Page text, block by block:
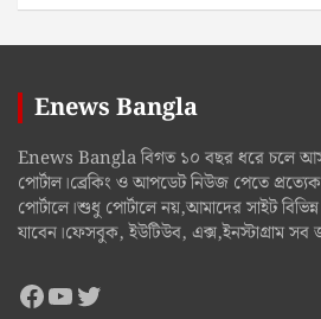
Enews Bangla
Enews Bangla বিগত ১০ বছর ধরে চলে
পোর্টাল।ব্রেকিং ও আপডেট নিউজ পেতে
পোর্টালে।শুধু পোর্টালে নয়,আমাদের সাইট
যাবেন।ফেসবুক, ইউটিউব, এক্স,ইনস্টাগ্রাম সব
Facebook
YouTube
Twitter